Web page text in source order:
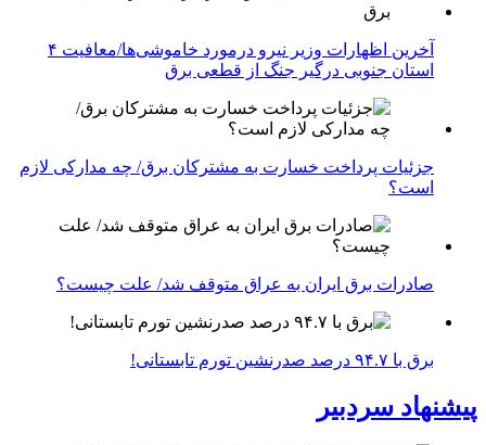
آخرین اظهارات وزیر نیرو درمورد خاموشی‌ها/معافیت ۴
استان جنوبی درگیر جنگ از قطعی برق
جزئیات پرداخت خسارت به مشترکان برق/ چه مدارکی لازم
است؟
صادرات برق ایران به عراق متوقف شد/ علت چیست؟
برق با ۹۴.۷ درصد صدرنشین تورم تابستانی!
پیشنهاد سردبیر